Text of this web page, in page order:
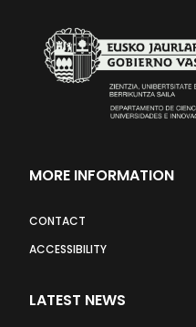
MORE INFORMATION
CONTACT
ACCESSIBILITY
LATEST NEWS